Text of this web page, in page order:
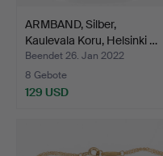
ARMBAND, Silber,
Kaulevala Koru, Helsinki …
Beendet 26. Jan 2022
8 Gebote
129 USD